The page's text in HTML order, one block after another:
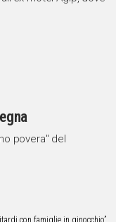
povera" del